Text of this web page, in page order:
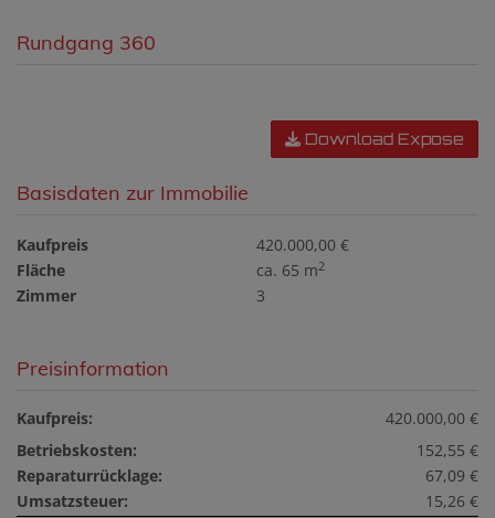
Rundgang 360
Download Expose
Basisdaten zur Immobilie
Kaufpreis
420.000,00 €
Fläche
ca. 65 m2
Zimmer 3
Preisinformation
Kaufpreis:
420.000,00 €
Betriebskosten:
152,55 €
Reparaturrücklage:
67,09 €
Umsatzsteuer:
15,26 €